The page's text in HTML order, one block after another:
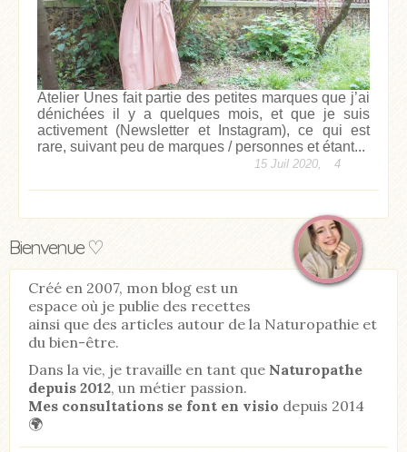
Atelier Unes fait partie des petites marques que j’ai
dénichées il y a quelques mois, et que je suis
activement (Newsletter et Instagram), ce qui est
rare, suivant peu de marques / personnes et étant...
15 Juil 2020, 4
Bienvenue ♡
Créé en 2007, mon blog est un
espace où je publie des recettes
ainsi que des articles autour de la Naturopathie et
du bien-être.
Dans la vie, je travaille en tant que Naturopathe
depuis 2012, un métier passion.
Mes consultations se font en visio depuis 2014
🌍